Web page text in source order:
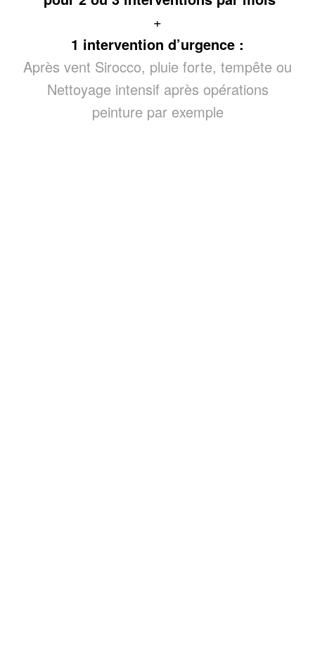
+
1 intervention d’urgence :
Après vent Sirocco, pluie forte, tempête ou
Nettoyage intensif après opérations
peinture par exemple